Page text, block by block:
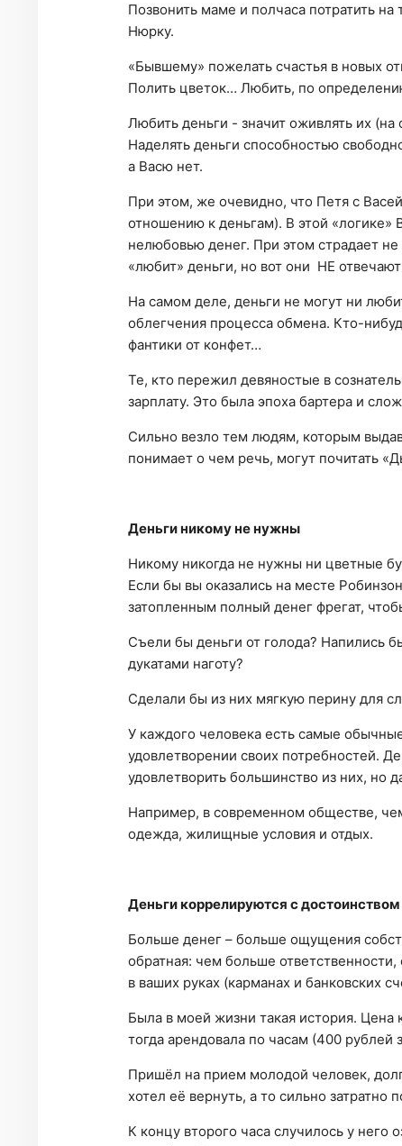
Позвонить маме и полчаса потратить
Нюрку.
«Бывшему» пожелать счастья в новых
Полить цветок… Любить, по
Любить деньги - значит оживлять их
Наделять деньги способностью
а Васю нет.
При этом, же очевидно, что Петя с
отношению к деньгам). В этой
нелюбовью денег. При этом страдает
«любит» деньги, но вот они НЕ
На самом деле, деньги не могут ни
облегчения процесса обмена. Кто-
фантики от конфет…
Те, кто пережил девяностые в
зарплату. Это была эпоха бартера и
Сильно везло тем людям, которым
понимает о чем речь, могут почитать
Деньги никому не нужны
Никому никогда не нужны ни цветные
Если бы вы оказались на месте
затопленным полный денег фрегат,
Съели бы деньги от голода? Напились
дукатами наготу?
Сделали бы из них мягкую перину для
У каждого человека есть самые
удовлетворении своих потребностей.
удовлетворить большинство из них, но
Например, в современном обществе,
одежда, жилищные условия и отдых.
Деньги коррелируются с достоинством
Больше денег – больше ощущения
обратная: чем больше
в ваших руках (карманах и банковских
Была в моей жизни такая история. Цена
тогда арендовала по часам (400 рублей
Пришёл на прием молодой человек,
хотел её вернуть, а то сильно затратно
К концу второго часа случилось у